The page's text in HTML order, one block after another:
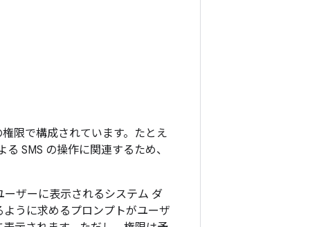
限で構成されています。たとえ
SMS の操作に関連するため、
ザーに表示されるシステム ダ
うに求めるプロンプトがユーザ